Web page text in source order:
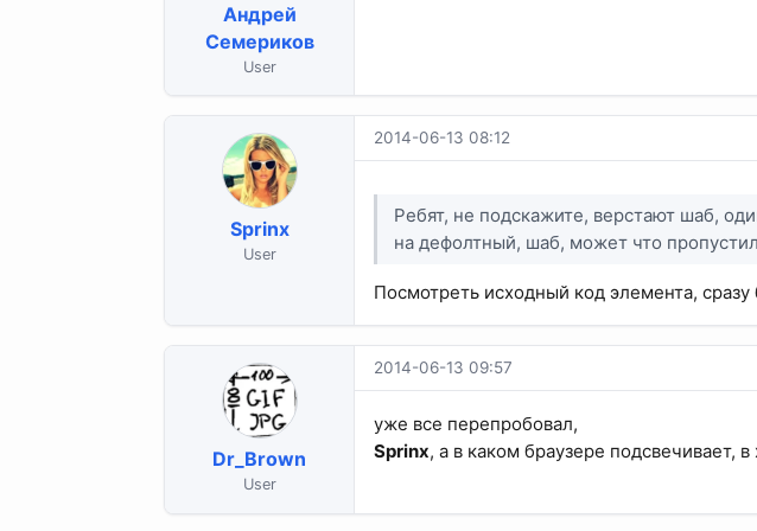
Андрей
Семериков
User
Sprinx
User
2014-06-13 08:12
Ребят, не подскажите, верстают шаб,
на дефолтный, шаб, может что
Посмотреть исходный код элемента,
Dr_Brown
User
2014-06-13 09:57
уже все перепробовал,
Sprinx, а в каком браузере подсвечивает,